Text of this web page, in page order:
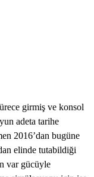
girmiş ve konsol
adeta tarihe
2016’dan bugüne
elinde tutabildiği
var gücüyle